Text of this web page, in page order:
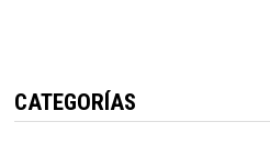
CATEGORÍAS